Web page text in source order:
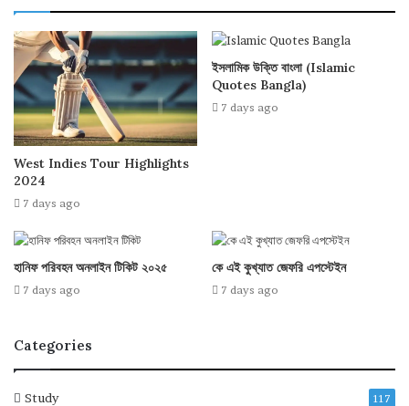
West Indies Tour Highlights
2024
7 days ago
ইসলামিক উক্তি বাংলা (Islamic
Quotes Bangla)
7 days ago
হানিফ পরিবহন অনলাইন টিকিট ২০২৫
7 days ago
কে এই কুখ্যাত জেফরি এপস্টেইন
7 days ago
Categories
Study 117